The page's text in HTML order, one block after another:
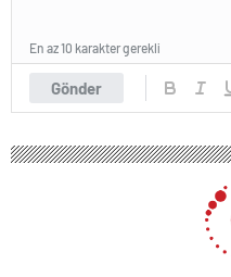
Gönder
En az 10 karakter gerekli